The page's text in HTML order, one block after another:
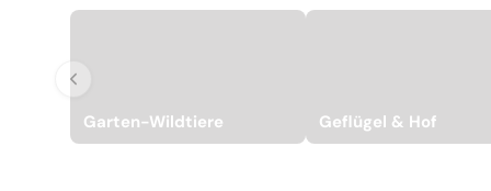
Garten-Wildtiere Geflügel & Hof